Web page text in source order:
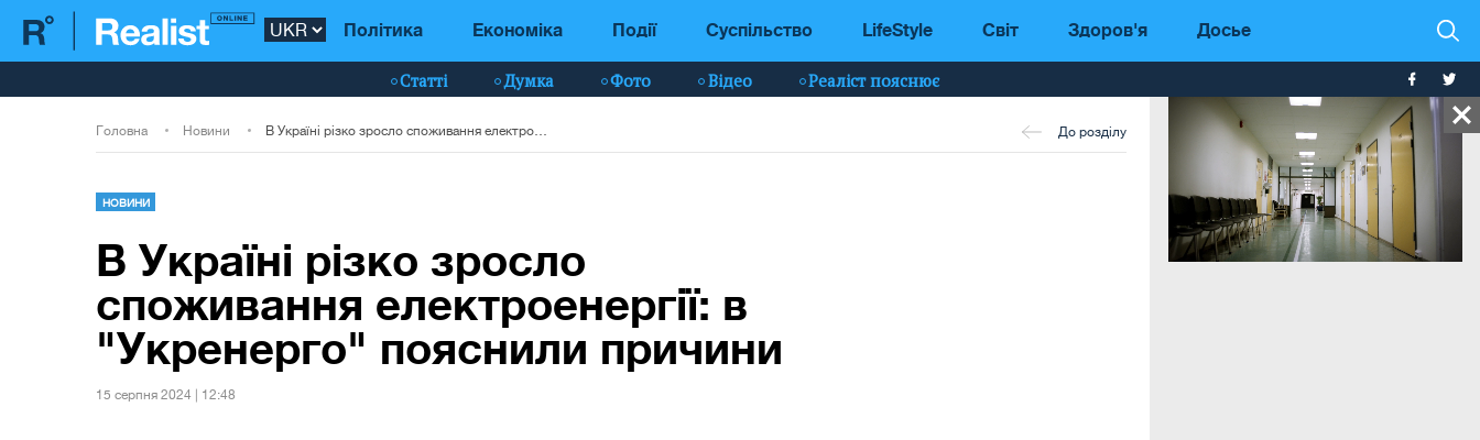
Політика Економіка Події Суспільство LifeStyle Світ Здоров'я Досье
Статті Думка Фото Відео Реаліст пояснює
Головна Новини До розділу
НОВИНИ
В Україні різко зросло
споживання електроенергії: в
"Укренерго" пояснили причини
15 серпня 2024 | 12:48